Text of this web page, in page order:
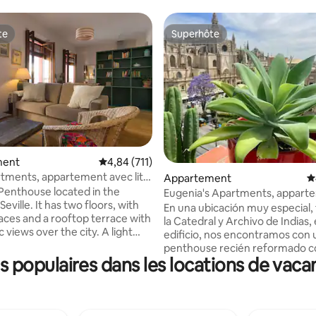
base de 1 629 commentaires : 4,82 sur 5
Évaluation moyenne sur la base de 711
4,84 (711)
appartement avec lit
et...
located in the
It has two floors, with
and a rooftop terrace with
over the city. A light
mirador. Located on the top
c19th building,
Superhôte
Superhôte
Appartement
Eugenia's Apartments,
penthouse 2
En una ubicación muy
la Catedral y Archivo de
edificio, nos encontramos con
penthouse recién reformado
terraza privada con vistas panorámicas a
los monumentos más
populaires dans les locations de